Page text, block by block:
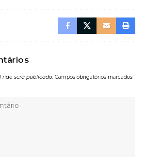
não será publicado. Campos obrigatórios marcados